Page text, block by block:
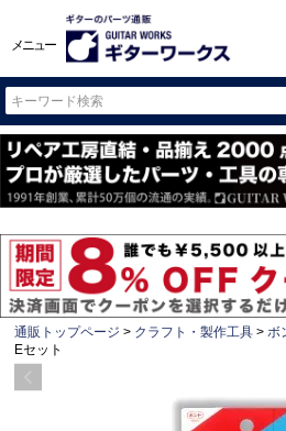
メニュー
通販トップページ クラフト・製作工具 ボ
Eセット